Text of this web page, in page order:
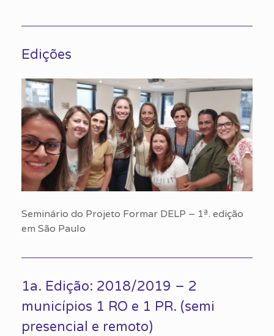
Edições
Seminário do Projeto Formar DELP – 1ª. edição
em São Paulo
1a. Edição: 2018/2019 – 2
municípios 1 RO e 1 PR. (semi
presencial e remoto)